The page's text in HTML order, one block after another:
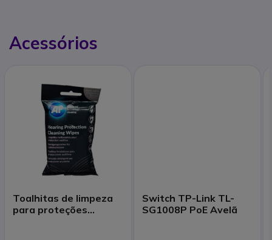
Acessórios
Toalhitas de limpeza
para proteções
Switch TP-Link TL-
SG1008P PoE Avelã